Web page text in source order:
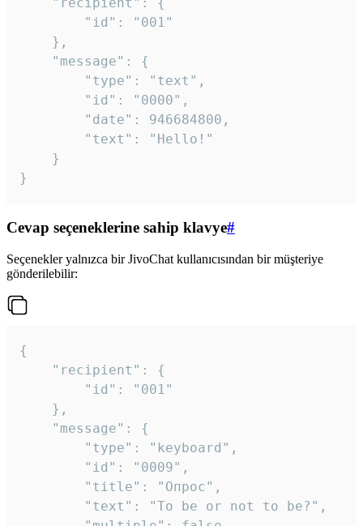
}
Cevap seçeneklerine sahip klavye#
Seçenekler yalnızca bir JivoChat kullanıcısından bir müşteriye
gönderilebilir:
{